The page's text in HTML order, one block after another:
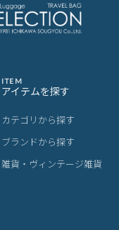
ITEM
アイテムを探す
カテゴリから探す
ブランドから探す
雑貨・ヴィンテージ雑貨